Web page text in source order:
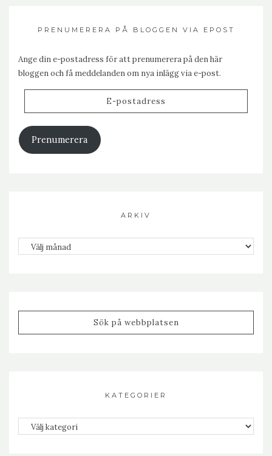
PRENUMERERA PÅ BLOGGEN VIA EPOST
Ange din e-postadress för att prenumerera på den här
bloggen och få meddelanden om nya inlägg via e-post.
Prenumerera
ARKIV
Arkiv
KATEGORIER
Kategorier